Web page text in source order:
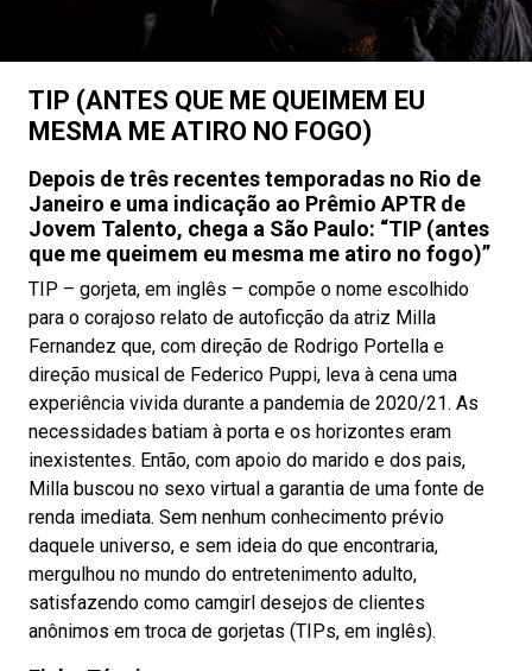
TIP (ANTES QUE ME QUEIMEM EU
MESMA ME ATIRO NO FOGO)
Depois de três recentes temporadas no Rio de
Janeiro e uma indicação ao Prêmio APTR de
Jovem Talento, chega a São Paulo: “TIP (antes
que me queimem eu mesma me atiro no fogo)”
TIP – gorjeta, em inglês – compõe o nome escolhido
para o corajoso relato de autoficção da atriz Milla
Fernandez que, com direção de Rodrigo Portella e
direção musical de Federico Puppi, leva à cena uma
experiência vivida durante a pandemia de 2020/21. As
necessidades batiam à porta e os horizontes eram
inexistentes. Então, com apoio do marido e dos pais,
Milla buscou no sexo virtual a garantia de uma fonte de
renda imediata. Sem nenhum conhecimento prévio
daquele universo, e sem ideia do que encontraria,
mergulhou no mundo do entretenimento adulto,
satisfazendo como camgirl desejos de clientes
anônimos em troca de gorjetas (TIPs, em inglês).